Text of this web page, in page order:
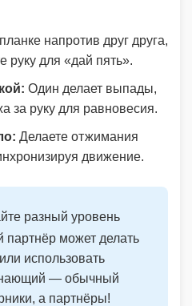
напротив друг друга,
руку для «дай пять».
Один делает выпады,
за руку для равновесия.
Делаете отжимания
движение.
разный уровень
партнёр может делать
использовать
— обычный
а партнёры!